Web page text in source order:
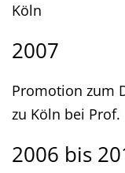
Köln
2007
Promotion zum
zu Köln bei Prof.
2006 bis